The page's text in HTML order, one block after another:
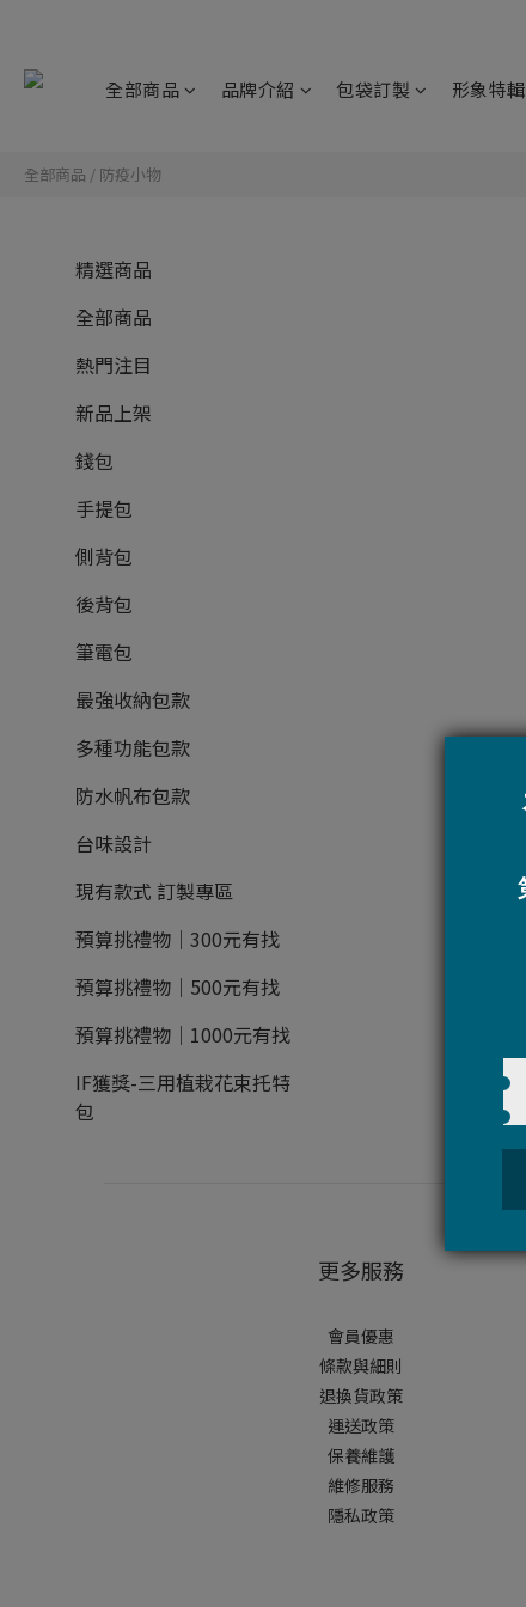
全部商品 品牌介紹 包袋訂製 形象特輯
全部商品 / 防疫小物
精選商品
全部商品
熱門注目
新品上架
錢包
手提包
側背包
後背包
筆電包
最強收納包款
多種功能包款
防水帆布包款
台味設計
現有款式 訂製專區
預算挑禮物｜300元有找
預算挑禮物｜500元有找
預算挑禮物｜1000元有找
IF獲獎-三用植栽花束托特
包
更多服務
會員優惠
條款與細則
退換貨政策
運送政策
保養維護
維修服務
隱私政策